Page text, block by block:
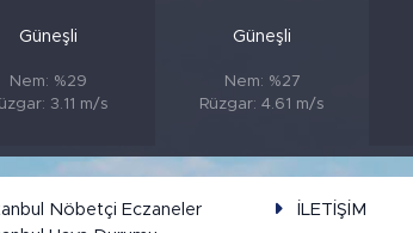
Güneşli
Nem: %29
3.11 m/s
Güneşli
Nem: %27
Rüzgar: 4.61 m/s
Nöbetçi Eczaneler
İLETİŞİM